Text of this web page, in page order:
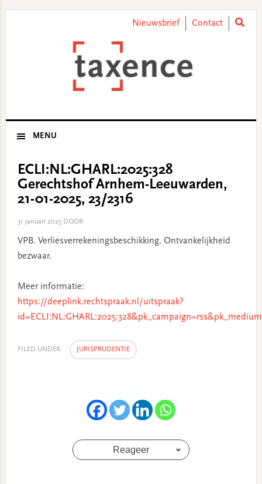
Nieuwsbrief Contact
MENU
ECLI:NL:GHARL:2025:328
Gerechtshof Arnhem-Leeuwarden,
21-01-2025, 23/2316
31 januari 2025DOOR
VPB. Verliesverrekeningsbeschikking. Ontvankelijkheid
bezwaar.
Meer informatie:
https://deeplink.rechtspraak.nl/uitspraak?
FILED UNDER: JURISPRUDENTIE
Reageer